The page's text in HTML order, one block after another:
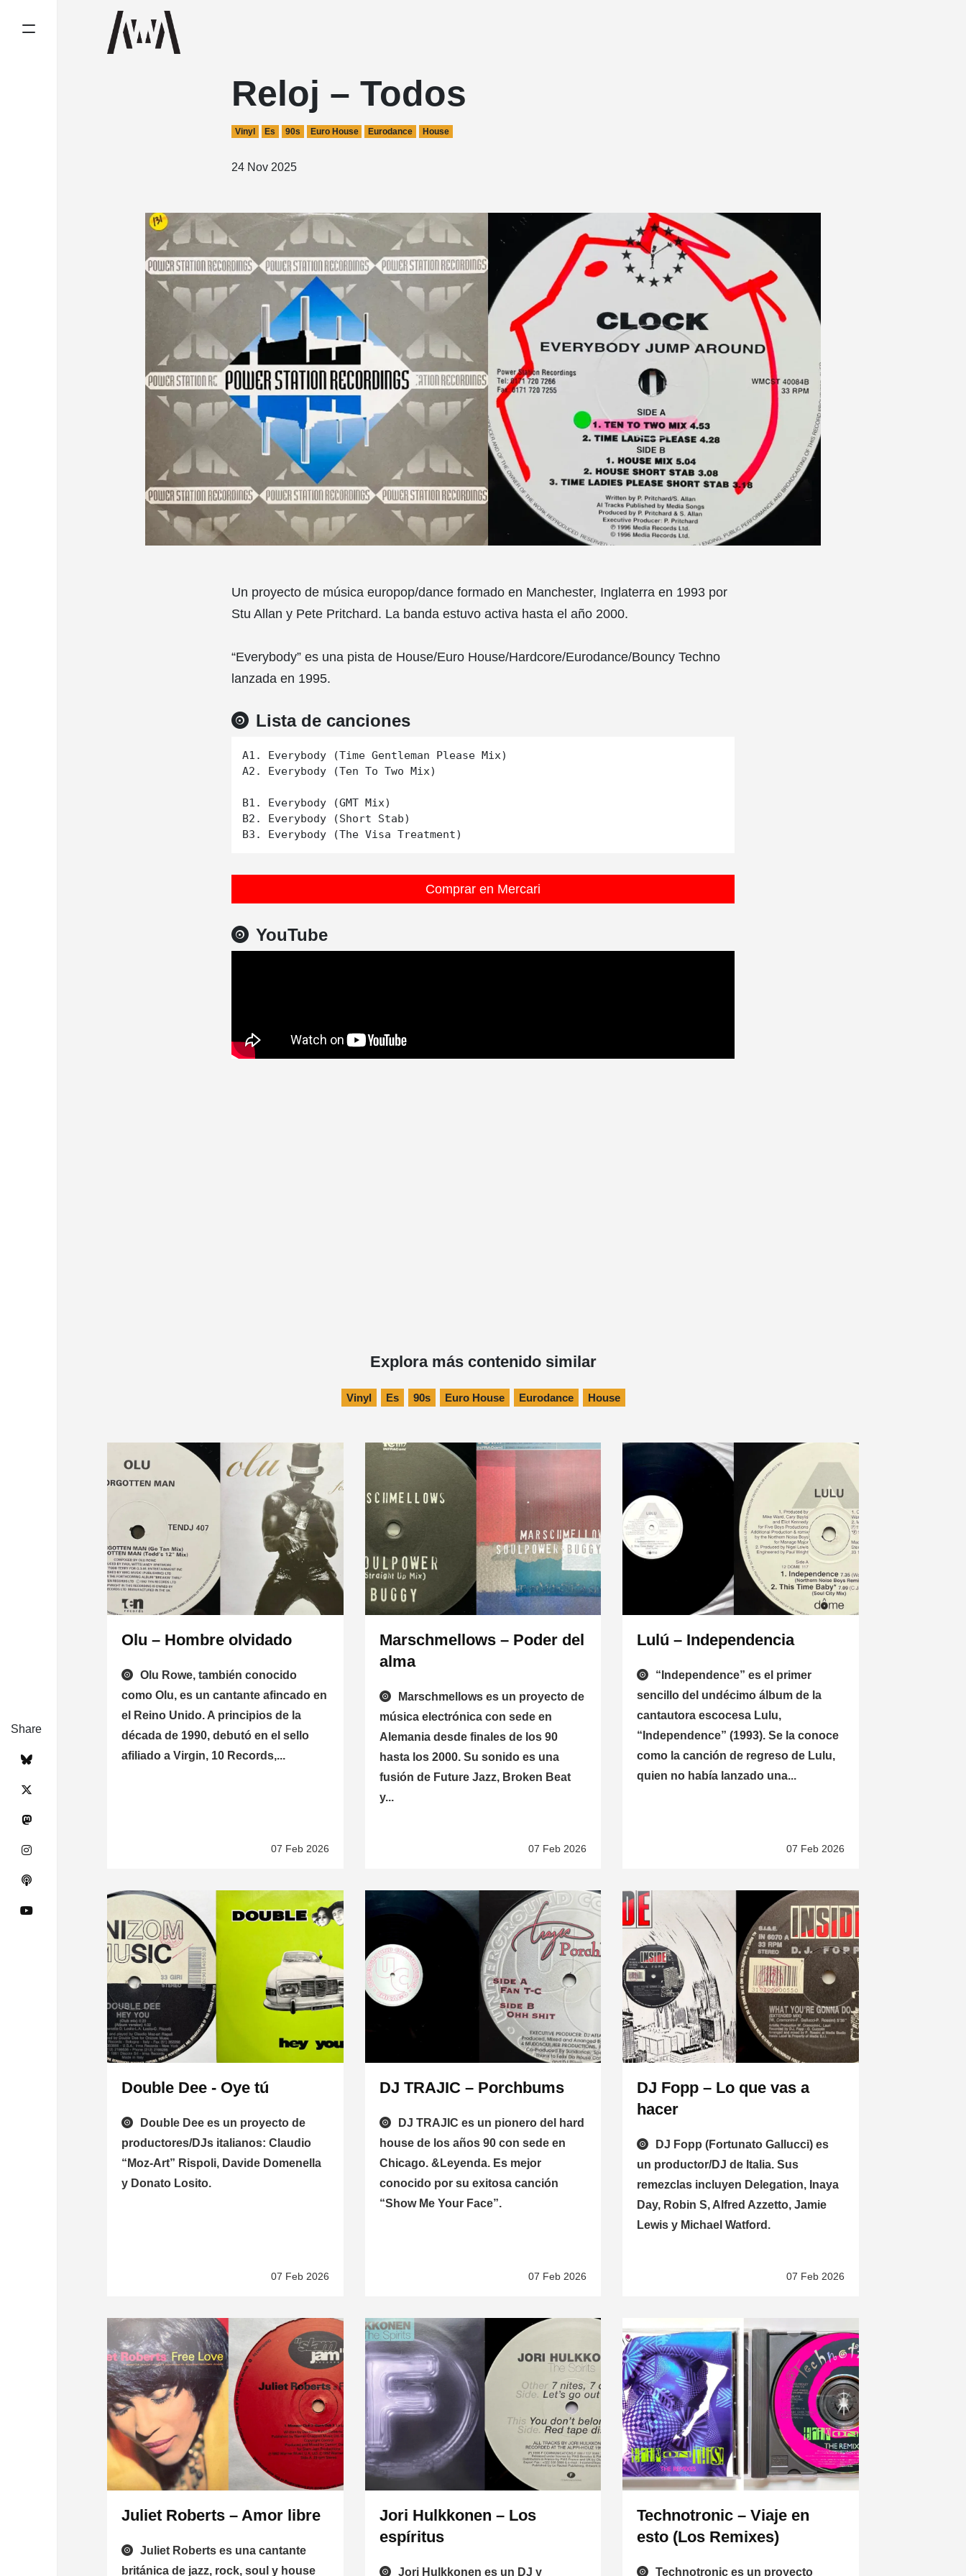
Reloj – Todos
Vinyl Es 90s Euro House Eurodance House
24 Nov 2025
Un proyecto de música europop/dance formado en Manchester, Inglaterra en 1993 por
Stu Allan y Pete Pritchard. La banda estuvo activa hasta el año 2000.
“Everybody” es una pista de House/Euro House/Hardcore/Eurodance/Bouncy Techno
lanzada en 1995.
Lista de canciones
A1. Everybody (Time Gentleman Please Mix)
A2. Everybody (Ten To Two Mix)
B1. Everybody (GMT Mix)
B2. Everybody (Short Stab)
Comprar en Mercari
YouTube
Share
Explora más contenido similar
Vinyl Es 90s Euro House Eurodance House
Olu – Hombre olvidado
Olu Rowe, también conocido
como Olu, es un cantante afincado en
el Reino Unido. A principios de la
década de 1990, debutó en el sello
afiliado a Virgin, 10 Records,...
07 Feb 2026
Marschmellows – Poder del
alma
Marschmellows es un proyecto de
música electrónica con sede en
Alemania desde finales de los 90
hasta los 2000. Su sonido es una
fusión de Future Jazz, Broken Beat
y...
07 Feb 2026
Lulú – Independencia
“Independence” es el primer
sencillo del undécimo álbum de la
cantautora escocesa Lulu,
“Independence” (1993). Se la conoce
como la canción de regreso de Lulu,
quien no había lanzado una...
07 Feb 2026
Double Dee - Oye tú
Double Dee es un proyecto de
productores/DJs italianos: Claudio
“Moz-Art” Rispoli, Davide Domenella
y Donato Losito.
07 Feb 2026
DJ TRAJIC – Porchbums
DJ TRAJIC es un pionero del hard
house de los años 90 con sede en
Chicago. &Leyenda. Es mejor
conocido por su exitosa canción
“Show Me Your Face”.
07 Feb 2026
DJ Fopp – Lo que vas a
hacer
DJ Fopp (Fortunato Gallucci) es
un productor/DJ de Italia. Sus
remezclas incluyen Delegation, Inaya
Day, Robin S, Alfred Azzetto, Jamie
Lewis y Michael Watford.
07 Feb 2026
Juliet Roberts – Amor libre
Juliet Roberts es una cantante
británica de jazz, rock, soul y house
Jori Hulkkonen – Los
espíritus
Jori Hulkkonen es un DJ y
Technotronic – Viaje en
esto (Los Remixes)
Technotronic es un proyecto